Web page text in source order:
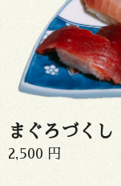
まぐろづくし
2,500 円